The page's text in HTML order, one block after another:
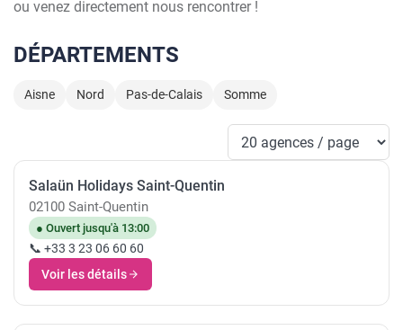
ou venez directement nous rencontrer !
DÉPARTEMENTS
Aisne Nord Pas-de-Calais Somme
Salaün Holidays Saint-Quentin
02100 Saint-Quentin
● Ouvert jusqu'à 13:00
📞 +33 3 23 06 60 60
Voir les détails